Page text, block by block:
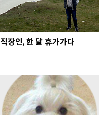
직장인, 한 달 휴가가다